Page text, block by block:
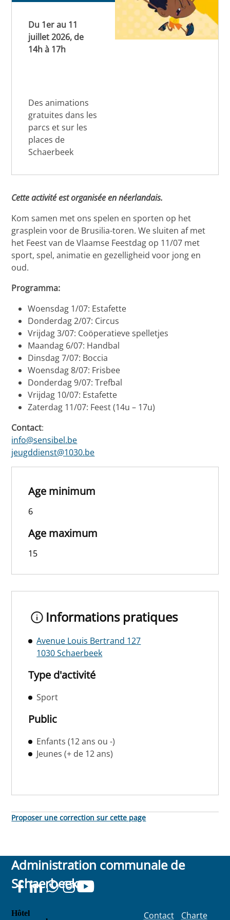
Du 1er au 11
juillet 2026, de
14h à 17h
Des animations
gratuites dans les
parcs et sur les
places de
Schaerbeek
Cette activité est organisée en néerlandais.
Kom samen met ons spelen en sporten op het
grasplein voor de Brusilia-toren. We sluiten af met
het Feest van de Vlaamse Feestdag op 11/07 met
sport, spel, animatie en gezelligheid voor jong en
oud.
Programma:
Woensdag 1/07: Estafette
Donderdag 2/07: Circus
Vrijdag 3/07: Coöperatieve spelletjes
Maandag 6/07: Handbal
Dinsdag 7/07: Boccia
Woensdag 8/07: Frisbee
Donderdag 9/07: Trefbal
Vrijdag 10/07: Estafette
Zaterdag 11/07: Feest (14u – 17u)
Contact:
info@sensibel.be
jeugddienst@1030.be
Age minimum
6
Age maximum
15
Informations pratiques
Avenue Louis Bertrand 127
1030 Schaerbeek
Type d'activité
Sport
Public
Enfants (12 ans ou -)
Jeunes (+ de 12 ans)
Proposer une correction sur cette page
Administration communale de
Schaerbeek
Hôtel
Contact Charte